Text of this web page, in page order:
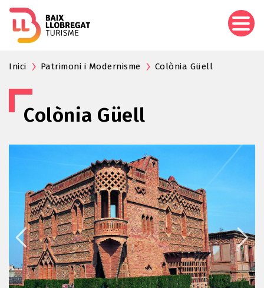
Inici Patrimoni i Modernisme Colònia Güell
Colònia Güell